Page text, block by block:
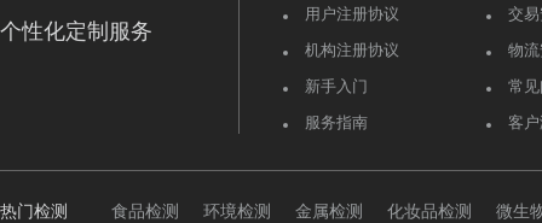
个性化定制服务
用户注册协议
机构注册协议
新手入门
服务指南
交
物
常
客
热门检测 食品检测 环境检测 金属检测 化妆品检测 微生